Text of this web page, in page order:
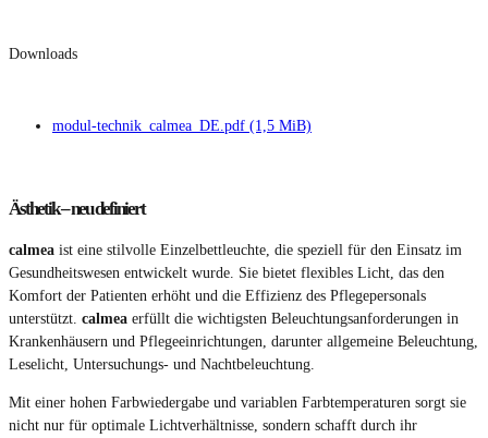
Downloads
modul-technik_calmea_DE.pdf (1,5 MiB)
Ästhetik – neu definiert
calmea ist eine stilvolle Einzelbettleuchte, die speziell für den Einsatz im
Gesundheitswesen entwickelt wurde. Sie bietet flexibles Licht, das den
Komfort der Patienten erhöht und die Effizienz des Pflegepersonals
unterstützt. calmea erfüllt die wichtigsten Beleuchtungsanforderungen in
Krankenhäusern und Pflegeeinrichtungen, darunter allgemeine Beleuchtung,
Leselicht, Untersuchungs- und Nachtbeleuchtung.
Mit einer hohen Farbwiedergabe und variablen Farbtemperaturen sorgt sie
nicht nur für optimale Lichtverhältnisse, sondern schafft durch ihr